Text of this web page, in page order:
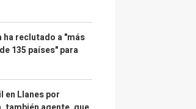
ha reclutado a "más
135 países" para
en Llanes por